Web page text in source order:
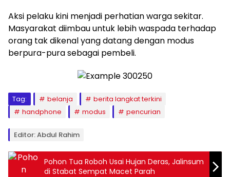
Aksi pelaku kini menjadi perhatian warga sekitar.
Masyarakat diimbau untuk lebih waspada terhadap
orang tak dikenal yang datang dengan modus
berpura-pura sebagai pembeli.
Tag: belanja
berita langkat terkini
handphone
modus pencurian
Editor: Abdul Rahim
Pohon Tua Roboh Usai Hujan Deras, Jalinsum
di Stabat Sempat Macet Parah